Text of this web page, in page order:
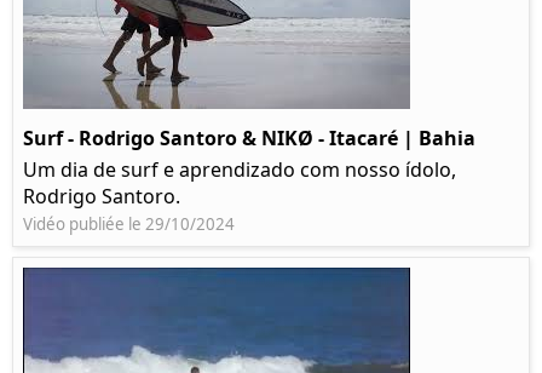
Surf - Rodrigo Santoro & NIKØ - Itacaré | Bahia
Um dia de surf e aprendizado com nosso ídolo,
Rodrigo Santoro.
Vidéo publiée le 29/10/2024